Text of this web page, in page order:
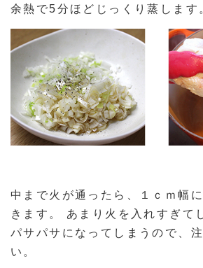
余熱で5分ほどじっくり蒸します
中まで火が通ったら、１ｃｍ幅
きます。 あまり火を入れすぎて
パサパサになってしまうので、
い。